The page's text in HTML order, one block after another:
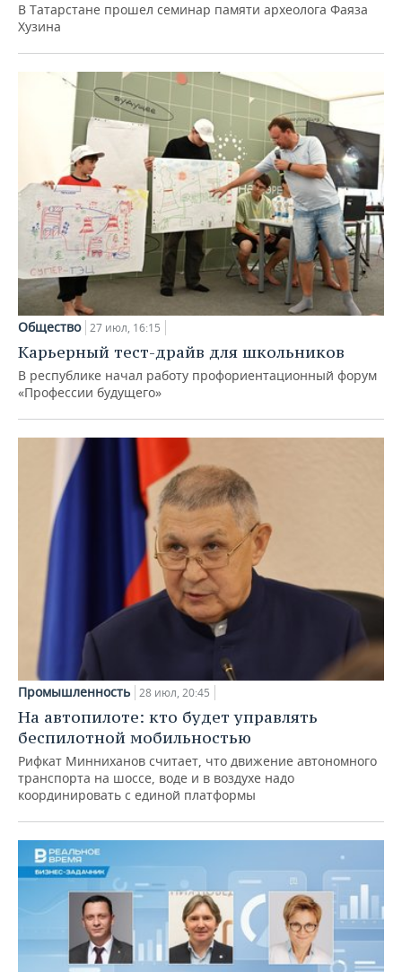
В Татарстане прошел семинар памяти археолога Фаяза
Хузина
Общество 27 июл, 16:15
Карьерный тест-драйв для школьников
В республике начал работу профориентационный форум
«Профессии будущего»
Промышленность 28 июл, 20:45
На автопилоте: кто будет управлять
беспилотной мобильностью
Рифкат Минниханов считает, что движение автономного
транспорта на шоссе, воде и в воздухе надо
координировать с единой платформы